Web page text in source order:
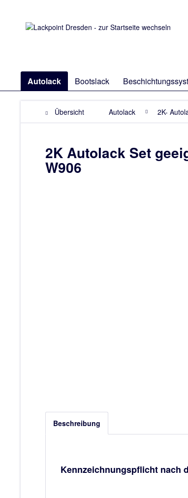
Autolack Bootslack
Übersicht Autolack 2K-
2K Autolack Set
W906
Beschreibung
Kennzeichnungspflicht nach